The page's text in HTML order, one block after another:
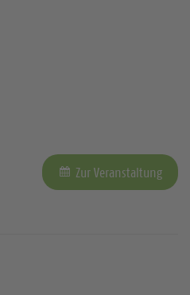
Zur Veranstaltung